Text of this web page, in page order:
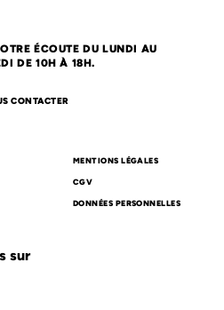
ÉCOUTE DU LUNDI AU
DE 10H À 18H.
CONTACTER
MENTIONS LÉGALES
CGV
DONNÉES PERSONNELLES
sur